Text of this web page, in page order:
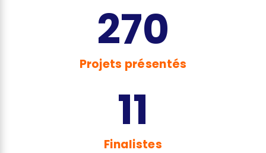
270
Projets présentés
11
Finalistes